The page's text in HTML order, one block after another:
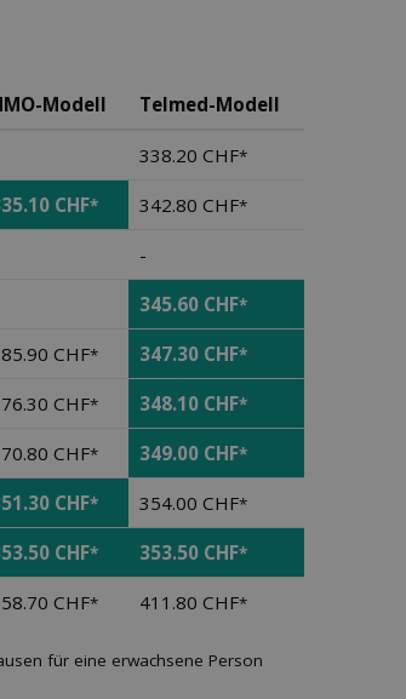
Modell Telmed-Modell
338.20 CHF*
CHF* 342.80 CHF*
-
345.60 CHF*
CHF* 347.30 CHF*
CHF* 348.10 CHF*
CHF* 349.00 CHF*
CHF* 354.00 CHF*
CHF* 353.50 CHF*
CHF* 411.80 CHF*
für eine erwachsene Person